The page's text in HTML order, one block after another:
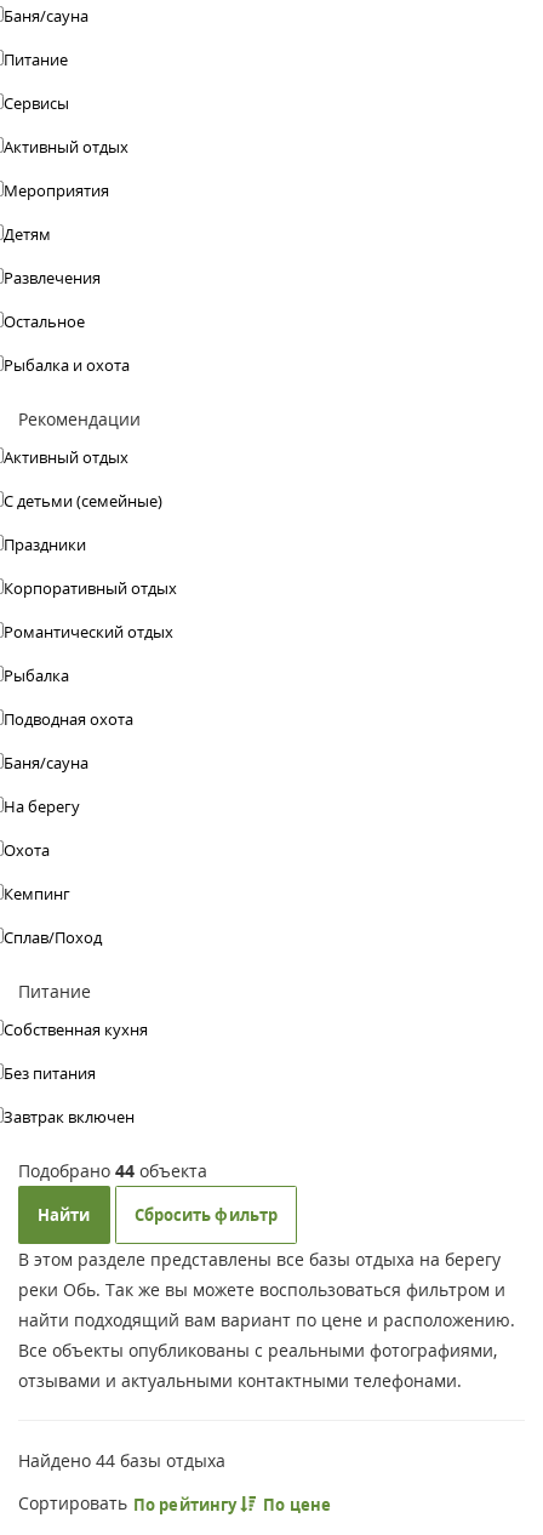
Баня/сауна
Питание
Сервисы
Активный отдых
Мероприятия
Детям
Развлечения
Остальное
Рыбалка и охота
Рекомендации
Активный отдых
С детьми (семейные)
Праздники
Корпоративный отдых
Романтический отдых
Рыбалка
Подводная охота
Баня/сауна
На берегу
Охота
Кемпинг
Сплав/Поход
Питание
Собственная кухня
Без питания
Завтрак включен
Подобрано 44 объекта
Найти Сбросить фильтр
В этом разделе представлены все базы отдыха на берегу
реки Обь. Так же вы можете воспользоваться фильтром и
найти подходящий вам вариант по цене и расположению.
Все объекты опубликованы с реальными фотографиями,
отзывами и актуальными контактными телефонами.
Найдено 44 базы отдыха
Сортировать По рейтингу По цене